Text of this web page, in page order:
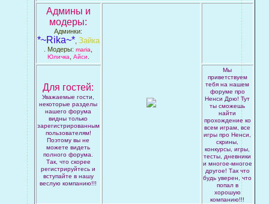
Админы и
модеры:
Админки:
*~Rika~* Зайка
. Модеры:maria
Юличка Айси
Для гостей:
Уважаемые гости,
некоторые разделы
нашего форума
видны только
зарегистрированным
пользователям!
Поэтому вы не
можете видеть
полного форума.
Так, что скорее
регистрируйтесь и
вступайте в нашу
веслую компанию!!!
Мы
приветствуем
тебя на нашем
форуме про
Ненси Дрю! Тут
ты сможешь
найти
прохождение ко
всем играм, все
игры про Ненси,
скрины,
конкурсы, игры,
тесты, дневники
и многое-многое
другое! Так что
будь уверен, что
попал в
хорошую
компанию!!!